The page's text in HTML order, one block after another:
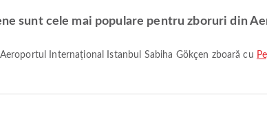
sunt cele mai populare pentru zboruri din
Internațional Istanbul Sabiha Gökçen zboară cu